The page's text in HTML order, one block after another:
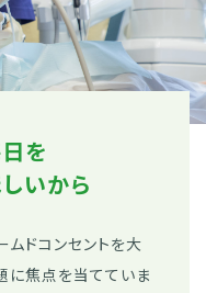
を
いから
ドコンセントを大
に焦点を当てていま